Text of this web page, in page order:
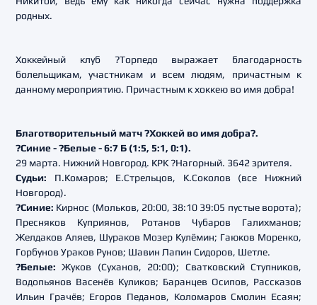
родных.
Хоккейный клуб ?Торпедо выражает благодарность
болельщикам, участникам и всем людям, причастным к
данному мероприятию. Причастным к хоккею во имя добра!
Благотворительный матч ?Хоккей во имя добра?.
?Синие - ?Белые - 6:7 Б (1:5, 5:1, 0:1).
29 марта. Нижний Новгород. КРК ?Нагорный. 3642 зрителя.
Судьи: П.Комаров; Е.Стрельцов, К.Соколов (все Нижний
Новгород).
?Синие: Кирнос (Мольков, 20:00, 38:10 39:05 пустые ворота);
Пресняков Куприянов, Ротанов Чубаров Галихманов;
Желдаков Аляев, Шураков Мозер Кулёмин; Гаюков Моренко,
Горбунов Ураков Рунов; Шавин Лапин Сидоров, Шетле.
?Белые: Жуков (Суханов, 20:00); Сватковский Ступников,
Водопьянов Васенёв Куликов; Баранцев Осипов, Рассказов
Ильин Грачёв; Егоров Педанов, Коломаров Смолин Есаян;